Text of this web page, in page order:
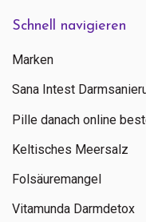
Schnell navigieren
Marken
Sana Intest
Pille danach online
Keltisches Meersalz
Folsäuremangel
Vitamunda Darmdetox